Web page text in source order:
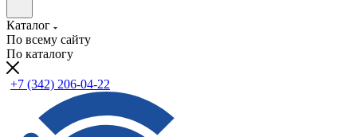
Каталог
По всему сайту
По каталогу
+7 (342) 206-04-22